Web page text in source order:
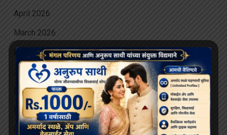
April 2026
March 2026
February 2026
January 2026
December 2025
November 2025
October 2025